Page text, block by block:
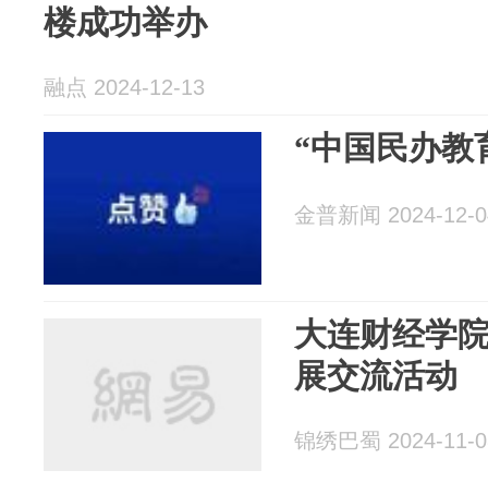
楼成功举办
融点 2024-12-13
“中国民办教
金普新闻 2024-12-
大连财经学
展交流活动
锦绣巴蜀 2024-11-